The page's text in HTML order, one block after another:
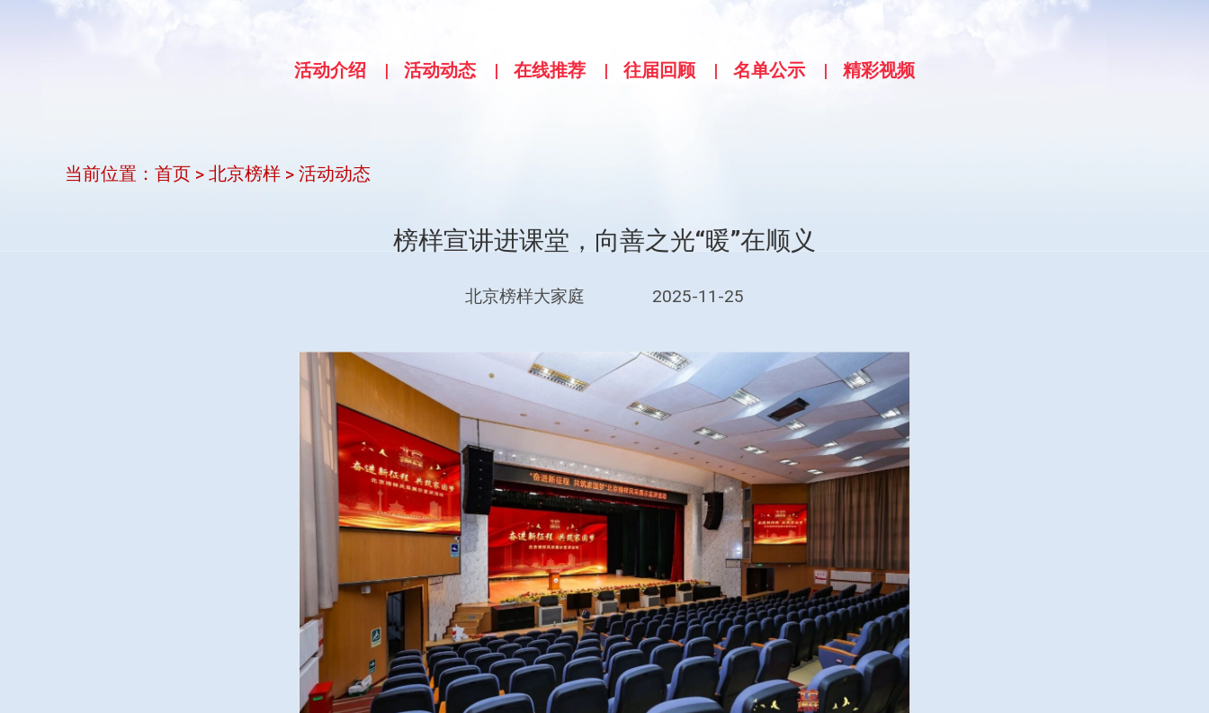
活动介绍 活动动态 在线推荐 往届回顾 名单公示 精彩视频
当前位置： 首页 > 北京榜样 > 活动动态
榜样宣讲进课堂，向善之光“暖”在顺义
北京榜样大家庭 2025-11-25